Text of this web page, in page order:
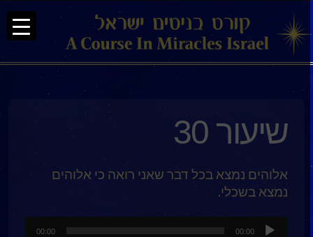
שיעור 30
אלוהים נמצא בכל דבר שאני רואה כי אלוהים
נמצא בשכלי.
00:00
00:00